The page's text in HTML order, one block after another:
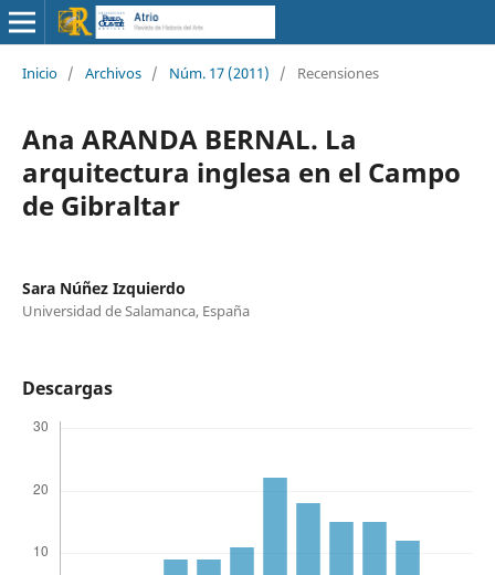
Inicio / Archivos / Núm. 17 (2011) / Recensiones
Ana ARANDA BERNAL. La
arquitectura inglesa en el Campo
de Gibraltar
Sara Núñez Izquierdo
Universidad de Salamanca, España
Descargas